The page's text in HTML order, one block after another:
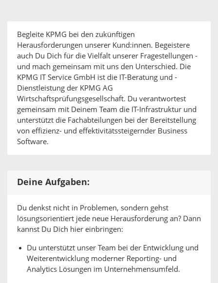
Begleite KPMG bei den zukünftigen
Herausforderungen unserer Kund:innen. Begeistere
auch Du Dich für die Vielfalt unserer Fragestellungen -
und mach gemeinsam mit uns den Unterschied. Die
KPMG IT Service GmbH ist die IT-Beratung und -
Dienstleistung der KPMG AG
Wirtschaftsprüfungsgesellschaft. Du verantwortest
gemeinsam mit Deinem Team die IT-Infrastruktur und
unterstützt die Fachabteilungen bei der Bereitstellung
von effizienz- und effektivitätssteigernder Business
Software.
Deine Aufgaben:
Du denkst nicht in Problemen, sondern gehst
lösungsorientiert jede neue Herausforderung an? Dann
kannst Du Dich hier einbringen:
Du unterstützt unser Team bei der Entwicklung und
Weiterentwicklung moderner Reporting- und
Analytics Lösungen im Unternehmensumfeld.